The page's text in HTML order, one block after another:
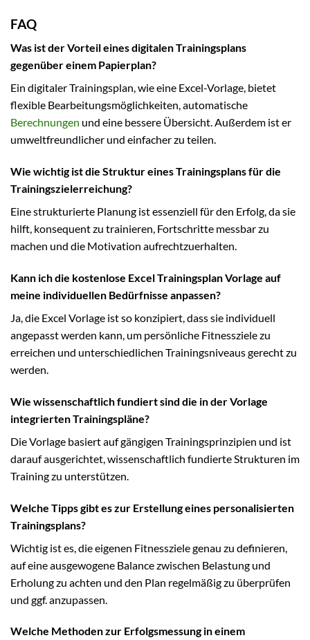
FAQ
Was ist der Vorteil eines digitalen Trainingsplans
gegenüber einem Papierplan?
Ein digitaler Trainingsplan, wie eine Excel-Vorlage, bietet
flexible Bearbeitungsmöglichkeiten, automatische
Berechnungen und eine bessere Übersicht. Außerdem ist er
umweltfreundlicher und einfacher zu teilen.
Wie wichtig ist die Struktur eines Trainingsplans für die
Trainingszielerreichung?
Eine strukturierte Planung ist essenziell für den Erfolg, da sie
hilft, konsequent zu trainieren, Fortschritte messbar zu
machen und die Motivation aufrechtzuerhalten.
Kann ich die kostenlose Excel Trainingsplan Vorlage auf
meine individuellen Bedürfnisse anpassen?
Ja, die Excel Vorlage ist so konzipiert, dass sie individuell
angepasst werden kann, um persönliche Fitnessziele zu
erreichen und unterschiedlichen Trainingsniveaus gerecht zu
werden.
Wie wissenschaftlich fundiert sind die in der Vorlage
integrierten Trainingspläne?
Die Vorlage basiert auf gängigen Trainingsprinzipien und ist
darauf ausgerichtet, wissenschaftlich fundierte Strukturen im
Training zu unterstützen.
Welche Tipps gibt es zur Erstellung eines personalisierten
Trainingsplans?
Wichtig ist es, die eigenen Fitnessziele genau zu definieren,
auf eine ausgewogene Balance zwischen Belastung und
Erholung zu achten und den Plan regelmäßig zu überprüfen
und ggf. anzupassen.
Welche Methoden zur Erfolgsmessung in einem